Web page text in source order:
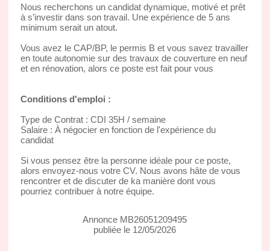
Nous recherchons un candidat dynamique, motivé et prêt
à s’investir dans son travail. Une expérience de 5 ans
minimum serait un atout.
Vous avez le CAP/BP, le permis B et vous savez travailler
en toute autonomie sur des travaux de couverture en neuf
et en rénovation, alors ce poste est fait pour vous
Conditions d'emploi :
Type de Contrat : CDI 35H / semaine
Salaire : À négocier en fonction de l'expérience du
candidat
Si vous pensez être la personne idéale pour ce poste,
alors envoyez-nous votre CV. Nous avons hâte de vous
rencontrer et de discuter de ka manière dont vous
pourriez contribuer à notre équipe.
Annonce MB26051209495
publiée le 12/05/2026